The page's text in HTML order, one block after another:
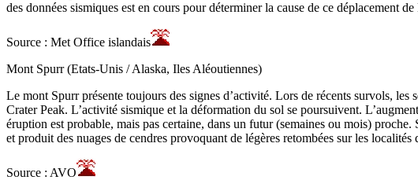
des données sismiques est en cours pour déterminer la cause de ce déplacement
Source : Met Office islandais
Mont Spurr (Etats-Unis / Alaska, Iles Aléoutiennes)
Le mont Spurr présente toujours des signes d’activité. Lors de récents survols,
Crater Peak. L’activité sismique et la déformation du sol se poursuivent.
éruption est probable, mais pas certaine, dans un futur (semaines ou mois)
et produit des nuages de cendres provoquant de légères retombées sur les
Source : AVO